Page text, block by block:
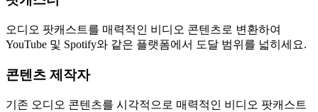
오디오 팟캐스트를 매력적인 비디오 콘텐츠로 변환하여
YouTube 및 Spotify와 같은 플랫폼에서 도달 범위를 넓히세요.
콘텐츠 제작자
기존 오디오 콘텐츠를 시각적으로 매력적인 비디오 팟캐스트